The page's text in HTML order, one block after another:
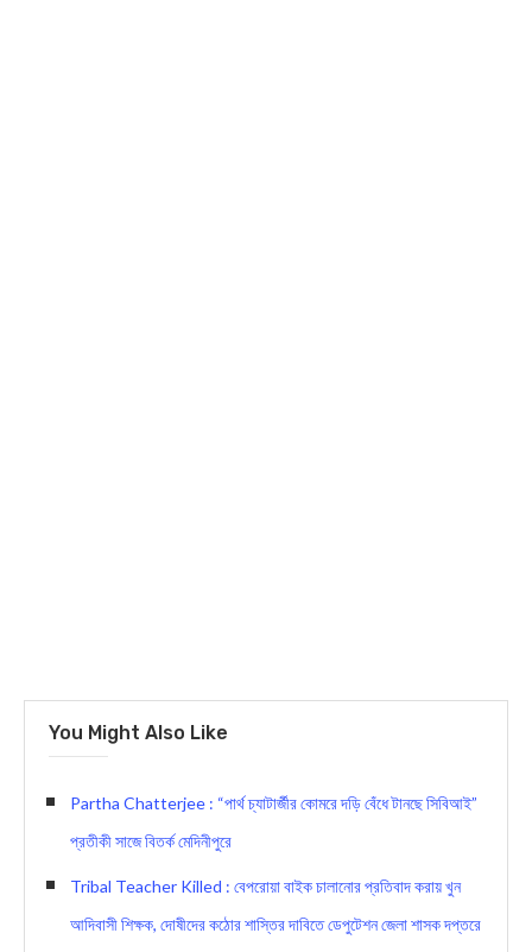
You Might Also Like
Partha Chatterjee : “পার্থ চ্যাটার্জীর কোমরে দড়ি বেঁধে টানছে সিবিআই”
প্রতীকী সাজে বিতর্ক মেদিনীপুরে
Tribal Teacher Killed : বেপরোয়া বাইক চালানোর প্রতিবাদ করায় খুন
আদিবাসী শিক্ষক, দোষীদের কঠোর শাস্তির দাবিতে ডেপুটেশন জেলা শাসক দপ্তরে